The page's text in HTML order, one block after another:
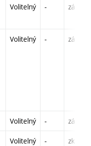
Volitelný - zá
Volitelný - zá
Volitelný - zá
Volitelný - zk